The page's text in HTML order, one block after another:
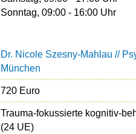
Sonntag, 09:00 - 16:00 Uhr
Dr. Nicole Szesny-Mahlau //
München
720 Euro
Trauma-fokussierte kognitiv-
(24 UE)